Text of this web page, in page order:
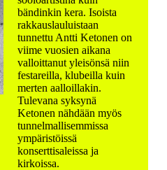
bändinkin kera. Isoista
rakkauslauluistaan
tunnettu Antti Ketonen on
viime vuosien aikana
valloittanut yleisönsä niin
festareilla, klubeilla kuin
merten aalloillakin.
Tulevana syksynä
Ketonen nähdään myös
tunnelmallisemmissa
ympäristöissä
konserttisaleissa ja
kirkoissa.